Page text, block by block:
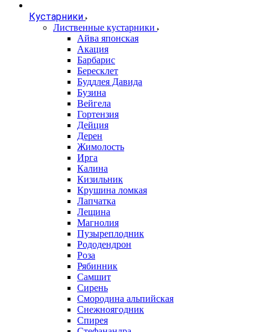
Кустарники
Лиственные кустарники
Айва японская
Акация
Барбарис
Бересклет
Буддлея Давида
Бузина
Вейгела
Гортензия
Дейция
Дерен
Жимолость
Ирга
Калина
Кизильник
Крушина ломкая
Лапчатка
Лещина
Магнолия
Пузыреплодник
Рододендрон
Роза
Рябинник
Самшит
Сирень
Смородина альпийская
Снежноягодник
Спирея